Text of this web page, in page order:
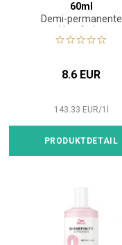
60ml
Demi-permanente
Haarfarbe
8.6 EUR
143.33 EUR/1
PRODUKTDETAIL